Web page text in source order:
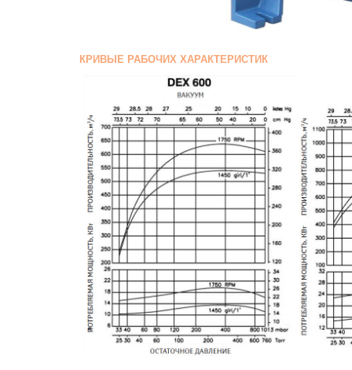
КРИВЫЕ РАБОЧИХ ХАРАКТЕРИСТИК